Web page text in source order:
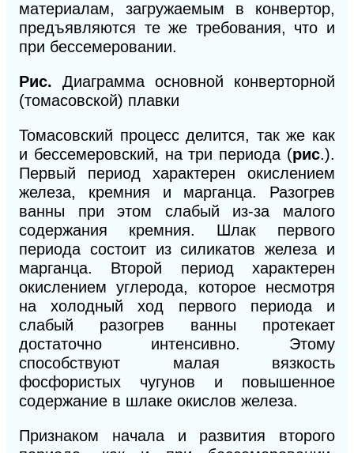
материалам, загружаемым в конвертор,
предъявляются те же требования, что и
при бессемеровании.
Рис. Диаграмма основной конверторной
(томасовской) плавки
Томасовский процесс делится, так же как
и бессемеровский, на три периода (рис.).
Первый период характерен окислением
железа, кремния и марганца. Разогрев
ванны при этом слабый из-за малого
содержания кремния. Шлак первого
периода состоит из силикатов железа и
марганца. Второй период характерен
окислением углерода, которое несмотря
на холодный ход первого периода и
слабый разогрев ванны протекает
достаточно интенсивно. Этому
способствуют малая вязкость
фосфористых чугунов и повышенное
содержание в шлаке окислов железа.
Признаком начала и развития второго